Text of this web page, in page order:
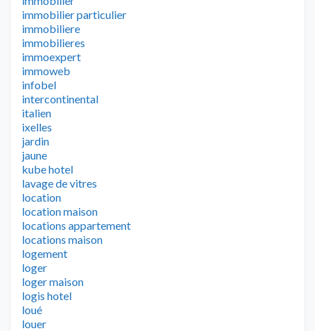
immobilier particulier
immobiliere
immobilieres
immoexpert
immoweb
infobel
intercontinental
italien
ixelles
jardin
jaune
kube hotel
lavage de vitres
location
location maison
locations appartement
locations maison
logement
loger
loger maison
logis hotel
loué
louer